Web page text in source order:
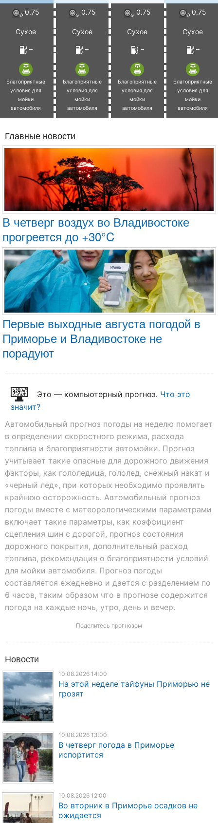
0.75 0.75 0.75 0.75
Сухое Сухое Сухое Сухое
– – – –
Благоприятные
условия для
мойки
автомобиля
Благоприятные
условия для
мойки
автомобиля
Благоприятные
условия для
мойки
автомобиля
Благоприятные
условия для
мойки
автомобиля
Главные новости
В четверг воздух во Владивостоке
прогреется до +30°C
Первые выходные августа погодой в
Приморье и Владивостоке не
порадуют
Это — компьютерный прогноз. Что это
значит?
Автомобильный прогноз погоды на неделю помогает
в определении скоростного режима, расхода
топлива и благоприятности автомойки. Прогноз
учитывает такие опасные для дорожного движения
факторы, как гололедица, гололед, снежный накат и
«черный лед», при которых необходимо проявлять
крайнюю осторожность. Автомобильный прогноз
погоды вместе с метеорологическими параметрами
включает такие параметры, как коэффициент
сцепления шин с дорогой, прогноз состояния
дорожного покрытия, дополнительный расход
топлива, рекомендация о благоприятности условий
для мойки автомобиля. Прогноз погоды
составляется ежедневно и дается с разделением по
6 часов, таким образом что в прогнозе содержится
погода на каждые ночь, утро, день и вечер.
Поделитесь прогнозом
Новости
10.08.2026 14:00
На этой неделе тайфуны Приморью не
грозят
10.08.2026 13:00
В четверг погода в Приморье
испортится
10.08.2026 12:00
Во вторник в Приморье осадков не
ожидается